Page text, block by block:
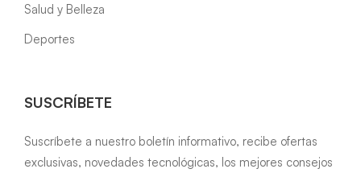
Salud y Belleza
Deportes
SUSCRÍBETE
Suscríbete a nuestro boletín informativo, recibe ofertas
exclusivas, novedades tecnológicas, los mejores consejos